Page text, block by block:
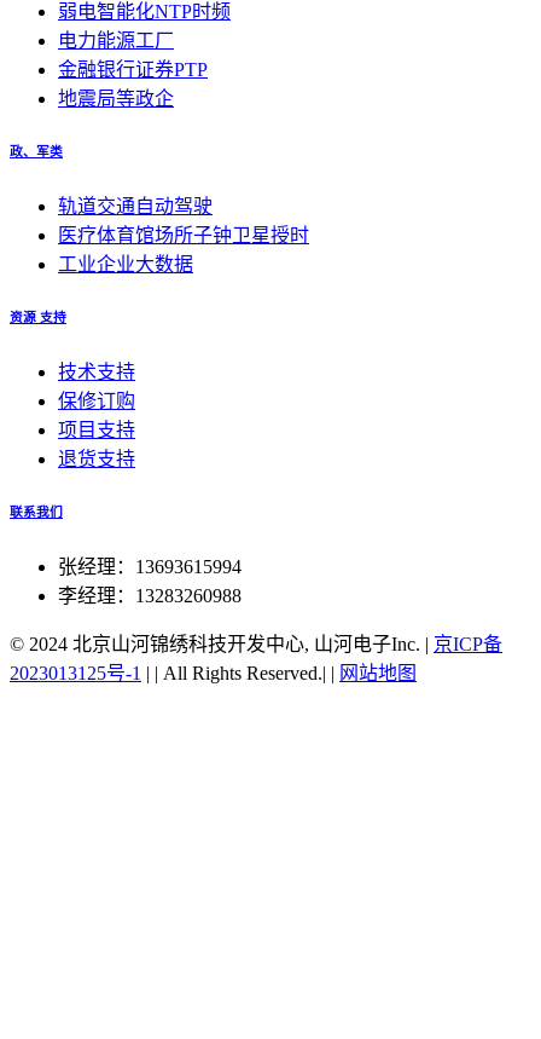
弱电智能化NTP时频
电力能源工厂
金融银行证券PTP
地震局等政企
政、军类
轨道交通自动驾驶
医疗体育馆场所子钟卫星授时
工业企业大数据
资源 支持
技术支持
保修订购
项目支持
退货支持
联系我们
张经理：13693615994
李经理：13283260988
© 2024 北京山河锦绣科技开发中心, 山河电子Inc. | 京ICP备
2023013125号-1 | | All Rights Reserved.| | 网站地图